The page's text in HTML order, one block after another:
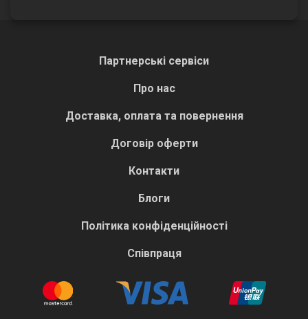
Партнерські сервіси
Про нас
Доставка, оплата та повернення
Договір оферти
Контакти
Блоги
Політика конфіденційності
Співпраця